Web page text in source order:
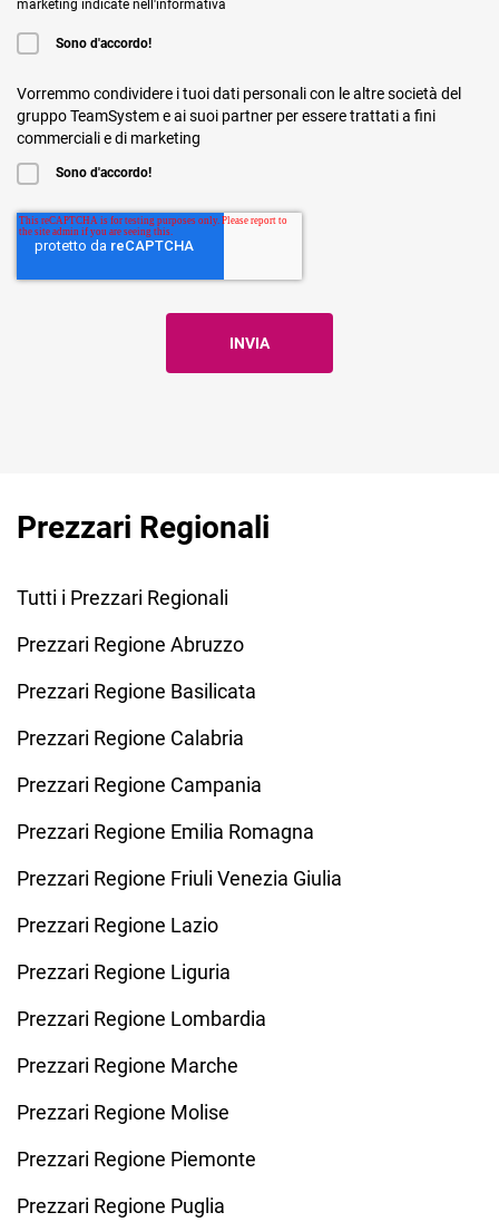
marketing indicate nell'informativa
Sono d'accordo!
Vorremmo condividere i tuoi dati personali con le altre società del
gruppo TeamSystem e ai suoi partner per essere trattati a fini
commerciali e di marketing
Sono d'accordo!
Prezzari Regionali
Tutti i Prezzari Regionali
Prezzari Regione Abruzzo
Prezzari Regione Basilicata
Prezzari Regione Calabria
Prezzari Regione Campania
Prezzari Regione Emilia Romagna
Prezzari Regione Friuli Venezia Giulia
Prezzari Regione Lazio
Prezzari Regione Liguria
Prezzari Regione Lombardia
Prezzari Regione Marche
Prezzari Regione Molise
Prezzari Regione Piemonte
Prezzari Regione Puglia